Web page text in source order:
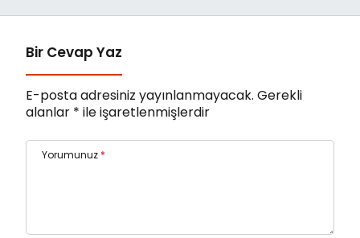
Bir Cevap Yaz
E-posta adresiniz yayınlanmayacak. Gerekli
alanlar * ile işaretlenmişlerdir
Yorumunuz *